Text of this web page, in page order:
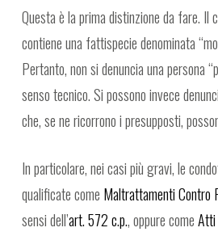
Questa è la prima distinzione da fare. Il
contiene una fattispecie denominata
Pertanto, non si denuncia una persona
senso tecnico. Si possono invece
che, se ne ricorrono i presupposti,
In particolare, nei casi più gravi, le
qualificate come Maltrattamenti Contro
sensi dell’art. 572 c.p., oppure comeAtti